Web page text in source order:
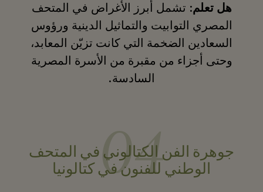
هل تعلم: تشمل أبرز الأغراض في المتحف
المصري التوابيت والتماثيل الدينية ورؤوس
السعادين الضخمة التي كانت تزيّن المعابد،
وحتى أجزاء من مقبرة من الأسرة المصرية
السادسة.
04
جوهرة الفن الكتالوني في المتحف
الوطني للفنون في كتالونيا